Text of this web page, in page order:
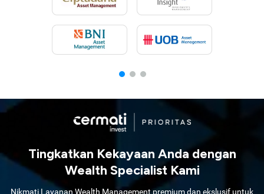
Tingkatkan Kekayaan Anda dengan
Wealth Specialist Kami
Nikmati Layanan Wealth Management premium dan ekslusif untuk